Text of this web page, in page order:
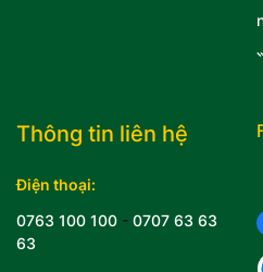
Thông tin liên hệ
Điện thoại:
0763 100 100 - 0707 63 63
63